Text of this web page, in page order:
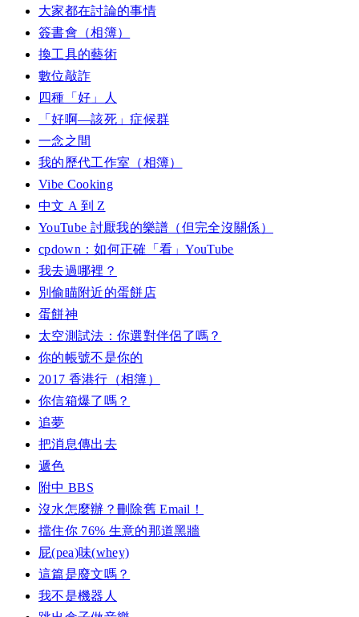
大家都在討論的事情
簽書會（相簿）
換工具的藝術
數位敲詐
四種「好」人
「好啊—該死」症候群
一念之間
我的歷代工作室（相簿）
Vibe Cooking
中文 A 到 Z
YouTube 討厭我的樂譜（但完全沒關係）
cpdown：如何正確「看」YouTube
我去過哪裡？
別偷瞄附近的蛋餅店
蛋餅神
太空測試法：你選對伴侶了嗎？
你的帳號不是你的
2017 香港行（相簿）
你信箱爆了嗎？
追夢
把消息傳出去
遞色
附中 BBS
沒水怎麼辦？刪除舊 Email！
擋住你 76% 生意的那道黑牆
屁(pea)味(whey)
這篇是廢文嗎？
我不是機器人